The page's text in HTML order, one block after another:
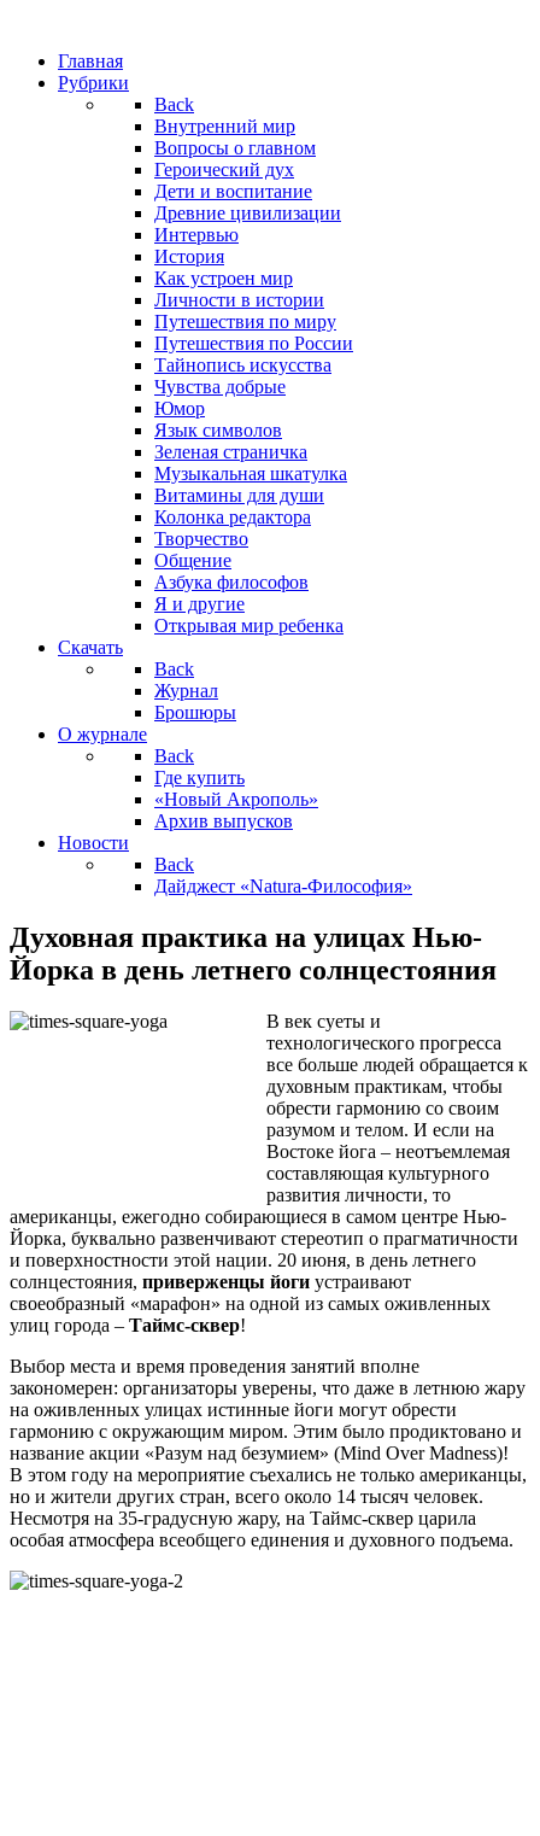
Главная
Рубрики
Back
Внутренний мир
Вопросы о главном
Героический дух
Дети и воспитание
Древние цивилизации
Интервью
История
Как устроен мир
Личности в истории
Путешествия по миру
Путешествия по России
Тайнопись искусства
Чувства добрые
Юмор
Язык символов
Зеленая страничка
Музыкальная шкатулка
Витамины для души
Колонка редактора
Творчество
Общение
Азбука философов
Я и другие
Открывая мир ребенка
Скачать
Back
Журнал
Брошюры
О журнале
Back
Где купить
«Новый Акрополь»
Архив выпусков
Новости
Back
Дайджест «Natura-Философия»
Духовная практика на улицах Нью-
Йорка в день летнего солнцестояния
В век суеты и
технологического прогресса
все больше людей обращается к
духовным практикам, чтобы
обрести гармонию со своим
разумом и телом. И если на
Востоке йога – неотъемлемая
составляющая культурного
развития личности, то
американцы, ежегодно собирающиеся в самом центре Нью-
Йорка, буквально развенчивают стереотип о прагматичности
и поверхностности этой нации. 20 июня, в день летнего
солнцестояния, приверженцы йоги устраивают
своеобразный «марафон» на одной из самых оживленных
улиц города – Таймс-сквер!
Выбор места и время проведения занятий вполне
закономерен: организаторы уверены, что даже в летнюю жару
на оживленных улицах истинные йоги могут обрести
гармонию с окружающим миром. Этим было продиктовано и
название акции «Разум над безумием» (Mind Over Madness)!
В этом году на мероприятие съехались не только американцы,
но и жители других стран, всего около 14 тысяч человек.
Несмотря на 35-градусную жару, на Таймс-сквер царила
особая атмосфера всеобщего единения и духовного подъема.